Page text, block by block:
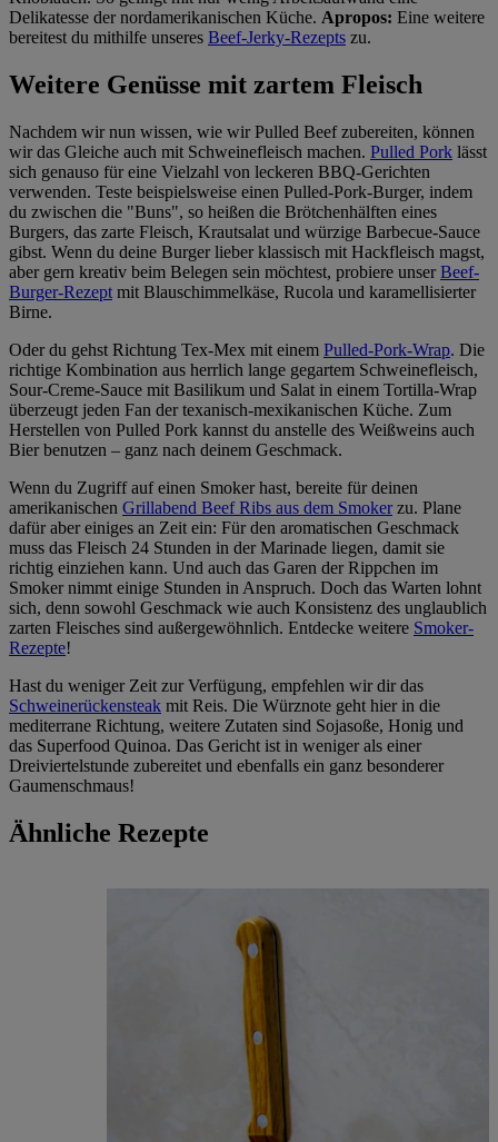
Delikatesse der nordamerikanischen Küche. Apropos: Eine weitere
bereitest du mithilfe unseres Beef-Jerky-Rezepts zu.
Weitere Genüsse mit zartem Fleisch
Nachdem wir nun wissen, wie wir Pulled Beef zubereiten, können
wir das Gleiche auch mit Schweinefleisch machen. Pulled Pork lässt
sich genauso für eine Vielzahl von leckeren BBQ-Gerichten
verwenden. Teste beispielsweise einen Pulled-Pork-Burger, indem
du zwischen die "Buns", so heißen die Brötchenhälften eines
Burgers, das zarte Fleisch, Krautsalat und würzige Barbecue-Sauce
gibst. Wenn du deine Burger lieber klassisch mit Hackfleisch magst,
aber gern kreativ beim Belegen sein möchtest, probiere unserBeef-
Burger-Rezept mit Blauschimmelkäse, Rucola und karamellisierter
Birne.
Oder du gehst Richtung Tex-Mex mit einem Pulled-Pork-Wrap. Die
richtige Kombination aus herrlich lange gegartem Schweinefleisch,
Sour-Creme-Sauce mit Basilikum und Salat in einem Tortilla-Wrap
überzeugt jeden Fan der texanisch-mexikanischen Küche. Zum
Herstellen von Pulled Pork kannst du anstelle des Weißweins auch
Bier benutzen – ganz nach deinem Geschmack.
Wenn du Zugriff auf einen Smoker hast, bereite für deinen
amerikanischen Grillabend Beef Ribs aus dem Smokerzu. Plane
dafür aber einiges an Zeit ein: Für den aromatischen Geschmack
muss das Fleisch 24 Stunden in der Marinade liegen, damit sie
richtig einziehen kann. Und auch das Garen der Rippchen im
Smoker nimmt einige Stunden in Anspruch. Doch das Warten lohnt
sich, denn sowohl Geschmack wie auch Konsistenz des unglaublich
zarten Fleisches sind außergewöhnlich. Entdecke weitere Smoker-
Rezepte!
Hast du weniger Zeit zur Verfügung, empfehlen wir dir das
Schweinerückensteak mit Reis. Die Würznote geht hier in die
mediterrane Richtung, weitere Zutaten sind Sojasoße, Honig und
das Superfood Quinoa. Das Gericht ist in weniger als einer
Dreiviertelstunde zubereitet und ebenfalls ein ganz besonderer
Gaumenschmaus!
Ähnliche Rezepte